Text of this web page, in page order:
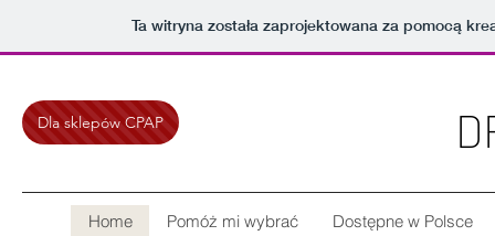
Ta witryna została zaprojektowana za pomocą
Dla sklepów CPAP
Home Pomóż mi wybrać Dostępne w Polsce